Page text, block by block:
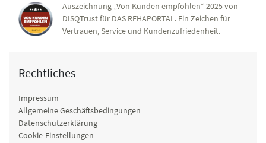
Auszeichnung „Von Kunden empfohlen“ 2025 von
DISQTrust für DAS REHAPORTAL. Ein Zeichen für
Vertrauen, Service und Kundenzufriedenheit.
Rechtliches
Impressum
Allgemeine Geschäftsbedingungen
Datenschutzerklärung
Cookie-Einstellungen